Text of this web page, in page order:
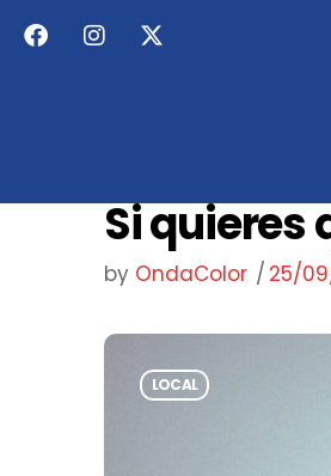
Si quieres
by OndaColor 25/
LOCAL